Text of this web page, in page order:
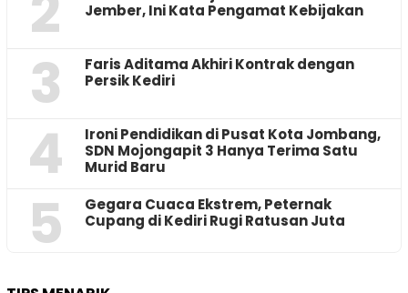
Jember, Ini Kata Pengamat Kebijakan ‎
3
Faris Aditama Akhiri Kontrak dengan
Persik Kediri
4
Ironi Pendidikan di Pusat Kota Jombang,
SDN Mojongapit 3 Hanya Terima Satu
Murid Baru
5
‎Gegara Cuaca Ekstrem, Peternak
Cupang di Kediri Rugi Ratusan Juta